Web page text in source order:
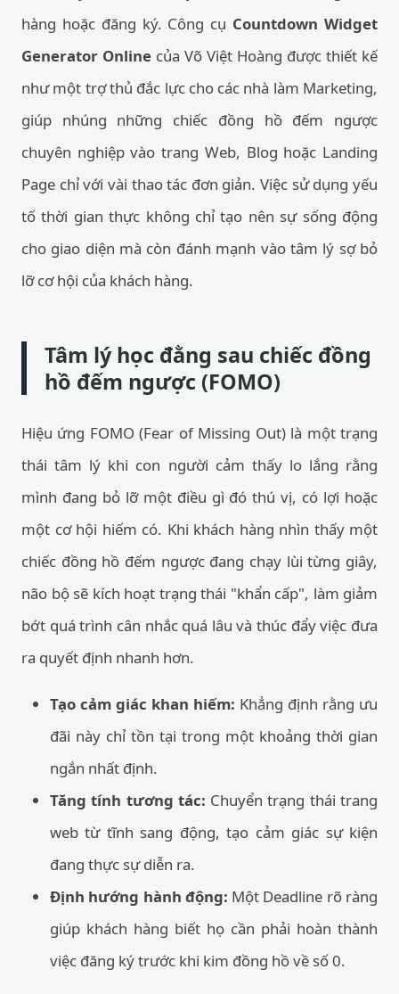
hàng hoặc đăng ký. Công cụ Countdown Widget
Generator Online của Võ Việt Hoàng được thiết kế
như một trợ thủ đắc lực cho các nhà làm Marketing,
giúp nhúng những chiếc đồng hồ đếm ngược
chuyên nghiệp vào trang Web, Blog hoặc Landing
Page chỉ với vài thao tác đơn giản. Việc sử dụng yếu
tố thời gian thực không chỉ tạo nên sự sống động
cho giao diện mà còn đánh mạnh vào tâm lý sợ bỏ
lỡ cơ hội của khách hàng.
Tâm lý học đằng sau chiếc đồng
hồ đếm ngược (FOMO)
Hiệu ứng FOMO (Fear of Missing Out) là một trạng
thái tâm lý khi con người cảm thấy lo lắng rằng
mình đang bỏ lỡ một điều gì đó thú vị, có lợi hoặc
một cơ hội hiếm có. Khi khách hàng nhìn thấy một
chiếc đồng hồ đếm ngược đang chạy lùi từng giây,
não bộ sẽ kích hoạt trạng thái "khẩn cấp", làm giảm
bớt quá trình cân nhắc quá lâu và thúc đẩy việc đưa
ra quyết định nhanh hơn.
Tạo cảm giác khan hiếm: Khẳng định rằng ưu
đãi này chỉ tồn tại trong một khoảng thời gian
ngắn nhất định.
Tăng tính tương tác: Chuyển trạng thái trang
web từ tĩnh sang động, tạo cảm giác sự kiện
đang thực sự diễn ra.
Định hướng hành động: Một Deadline rõ ràng
giúp khách hàng biết họ cần phải hoàn thành
việc đăng ký trước khi kim đồng hồ về số 0.